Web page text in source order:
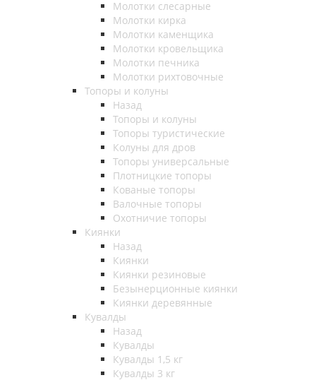
Молотки слесарные
Молотки кирка
Молотки каменщика
Молотки кровельщика
Молотки печника
Молотки рихтовочные
Топоры и колуны
Назад
Топоры и колуны
Топоры туристические
Колуны для дров
Топоры универсальные
Плотницкие топоры
Кованые топоры
Валочные топоры
Охотничие топоры
Киянки
Назад
Киянки
Киянки резиновые
Безынерционные киянки
Киянки деревянные
Кувалды
Назад
Кувалды
Кувалды 1,5 кг
Кувалды 3 кг